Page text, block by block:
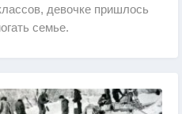
девочке пришлось
семье.